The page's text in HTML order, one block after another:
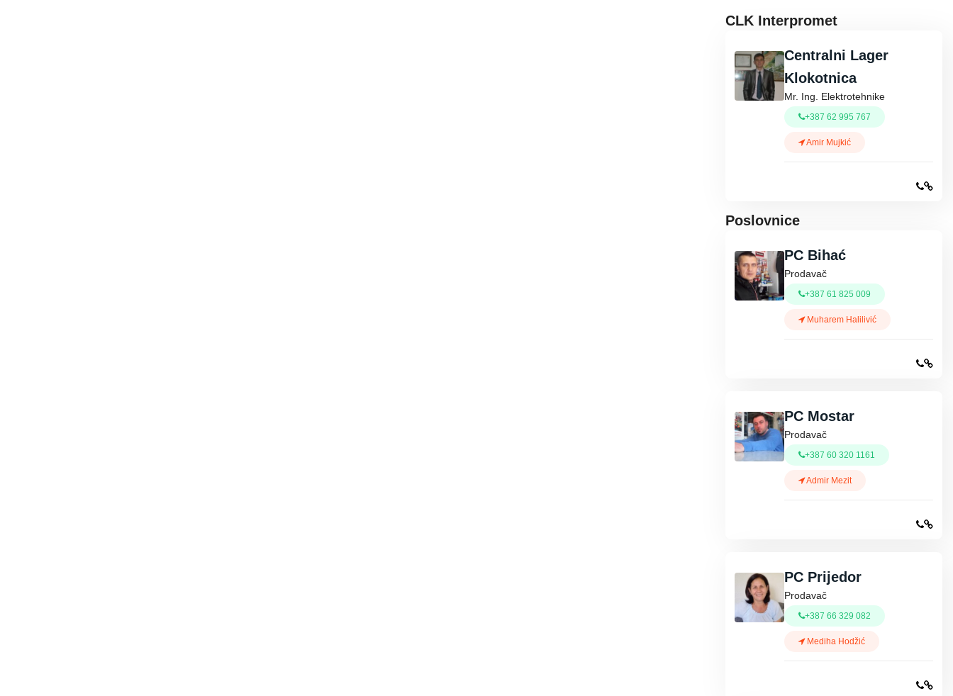
CLK Interpromet
Centralni Lager
Klokotnica
Mr. Ing. Elektrotehnike
+387 62 995 767
Amir Mujkić
Poslovnice
PC Bihać
Prodavač
+387 61 825 009
Muharem Halilivić
PC Mostar
Prodavač
+387 60 320 1161
Admir Mezit
PC Prijedor
Prodavač
+387 66 329 082
Mediha Hodžić